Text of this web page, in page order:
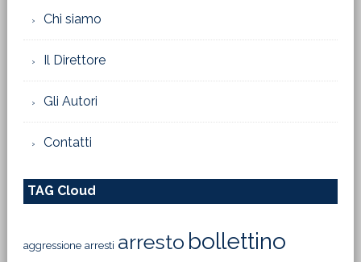
Chi siamo
Il Direttore
Gli Autori
Contatti
TAG Cloud
aggressione arresti arresto bollettino